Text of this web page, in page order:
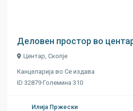
Деловен простор во
Центар, Скопје
Канцеларија во Се издава
ID 32879·Големина 310
Илија Пржески